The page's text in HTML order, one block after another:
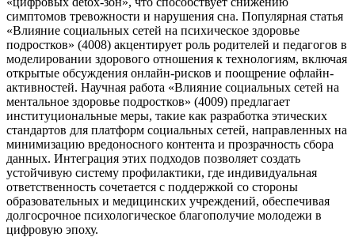
симптомов тревожности и нарушения сна. Популярная статья
«Влияние социальных сетей на психическое здоровье
подростков» (4008) акцентирует роль родителей и педагогов в
моделировании здорового отношения к технологиям, включая
открытые обсуждения онлайн-рисков и поощрение офлайн-
активностей. Научная работа «Влияние социальных сетей на
ментальное здоровье подростков» (4009) предлагает
институциональные меры, такие как разработка этических
стандартов для платформ социальных сетей, направленных на
минимизацию вредоносного контента и прозрачность сбора
данных. Интеграция этих подходов позволяет создать
устойчивую систему профилактики, где индивидуальная
ответственность сочетается с поддержкой со стороны
образовательных и медицинских учреждений, обеспечивая
долгосрочное психологическое благополучие молодежи в
цифровую эпоху.